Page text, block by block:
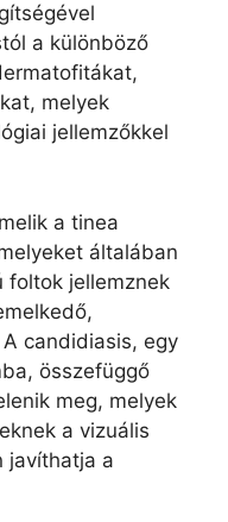
a különböző
melyek
jellemzőkkel
a tinea
általában
foltok jellemznek
candidiasis, egy
összefüggő
meg, melyek
a vizuális
javíthatja a